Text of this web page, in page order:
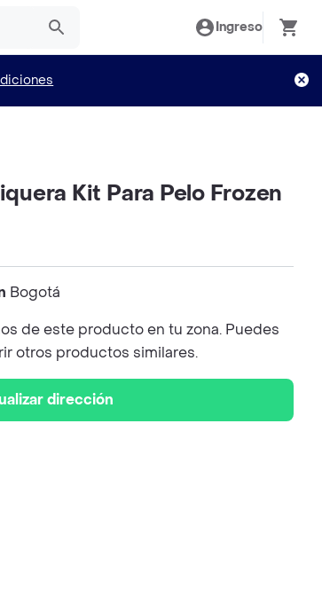
Ingreso
Kit Para Pelo Frozen
Bogotá
de este producto en tu zona. Puedes
otros productos similares.
dirección